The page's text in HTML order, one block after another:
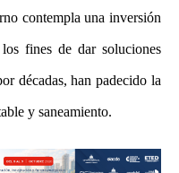
contempla una inversión
fines de dar soluciones
décadas, han padecido la
y saneamiento.